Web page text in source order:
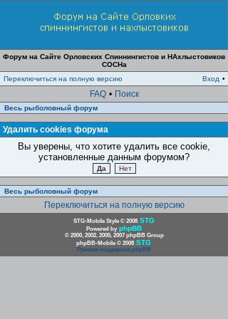
Форум на Сайте Орловских Спиннингистов и НАхлыстовиков
СОСНа
Переключиться на полную версию
Вход •
FAQ • Поиск
Весь рыболовный форум
Удалить cookies форума
Вы уверены, что хотите удалить все cookie,
установленные данным форумом?
Весь рыболовный форум
Переключиться на полную версию
STG-Mobile Style © 2008 STG
Powered by phpBB
© 2000, 2002, 2005, 2007 phpBB Group
phpBB-Mobile © 2008 STG
Русская поддержка phpBB